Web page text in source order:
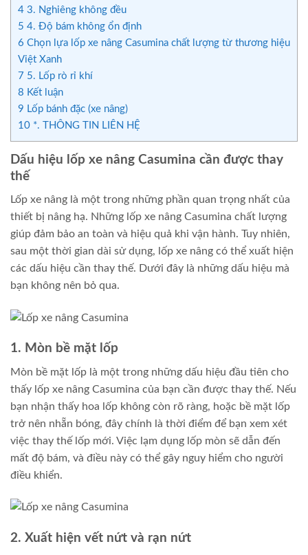
4 3. Nghiêng không đều
5 4. Độ bám không ổn định
6 Chọn lựa lốp xe nâng Casumina chất lượng từ thương hiệu
Việt Xanh
7 5. Lốp rò rỉ khí
8 Kết luận
9 Lốp bánh đặc (xe nâng)
10 *. THÔNG TIN LIÊN HỆ
Dấu hiệu lốp xe nâng Casumina cần được thay
thế
Lốp xe nâng là một trong những phần quan trọng nhất của
thiết bị nâng hạ. Những lốp xe nâng Casumina chất lượng
giúp đảm bảo an toàn và hiệu quả khi vận hành. Tuy nhiên,
sau một thời gian dài sử dụng, lốp xe nâng có thể xuất hiện
các dấu hiệu cần thay thế. Dưới đây là những dấu hiệu mà
bạn không nên bỏ qua.
1. Mòn bề mặt lốp
Mòn bề mặt lốp là một trong những dấu hiệu đầu tiên cho
thấy lốp xe nâng Casumina của bạn cần được thay thế. Nếu
bạn nhận thấy hoa lốp không còn rõ ràng, hoặc bề mặt lốp
trở nên nhẵn bóng, đây chính là thời điểm để bạn xem xét
việc thay thế lốp mới. Việc lạm dụng lốp mòn sẽ dẫn đến
mất độ bám, và điều này có thể gây nguy hiểm cho người
điều khiển.
2. Xuất hiện vết nứt và rạn nứt